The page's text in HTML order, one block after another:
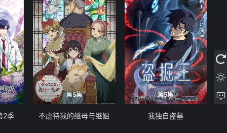
2季
第5集
不虐待我的继母与继姐
第5集
我独自盗墓